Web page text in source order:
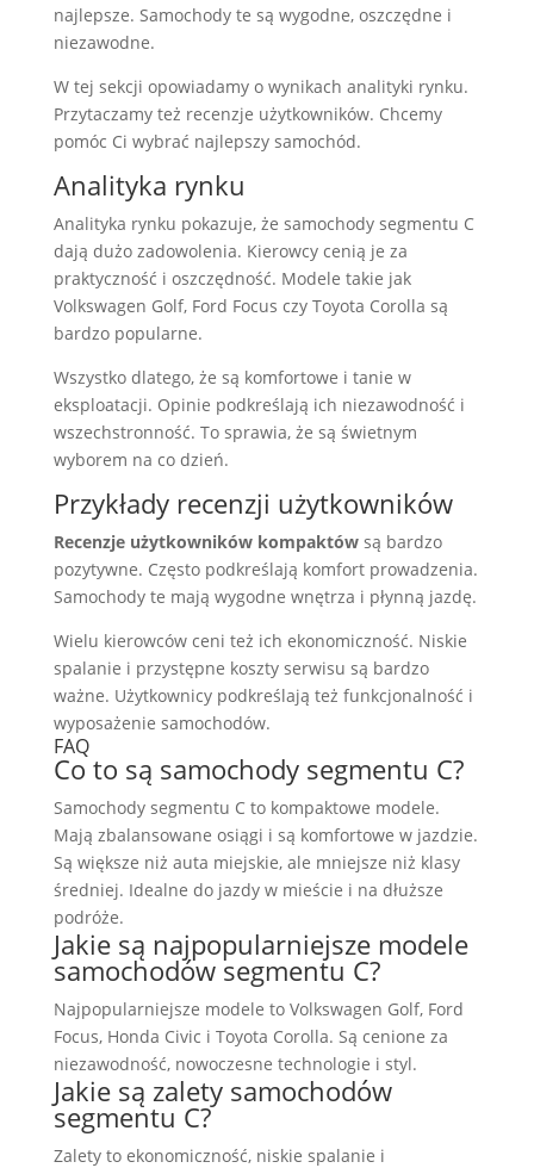
najlepsze. Samochody te są wygodne, oszczędne i
niezawodne.
W tej sekcji opowiadamy o wynikach analityki rynku.
Przytaczamy też recenzje użytkowników. Chcemy
pomóc Ci wybrać najlepszy samochód.
Analityka rynku
Analityka rynku pokazuje, że samochody segmentu C
dają dużo zadowolenia. Kierowcy cenią je za
praktyczność i oszczędność. Modele takie jak
Volkswagen Golf, Ford Focus czy Toyota Corolla są
bardzo popularne.
Wszystko dlatego, że są komfortowe i tanie w
eksploatacji. Opinie podkreślają ich niezawodność i
wszechstronność. To sprawia, że są świetnym
wyborem na co dzień.
Przykłady recenzji użytkowników
Recenzje użytkowników kompaktówsą bardzo
pozytywne. Często podkreślają komfort prowadzenia.
Samochody te mają wygodne wnętrza i płynną jazdę.
Wielu kierowców ceni też ich ekonomiczność. Niskie
spalanie i przystępne koszty serwisu są bardzo
ważne. Użytkownicy podkreślają też funkcjonalność i
wyposażenie samochodów.
FAQ
Co to są samochody segmentu C?
Samochody segmentu C to kompaktowe modele.
Mają zbalansowane osiągi i są komfortowe w jazdzie.
Są większe niż auta miejskie, ale mniejsze niż klasy
średniej. Idealne do jazdy w mieście i na dłuższe
podróże.
Jakie są najpopularniejsze modele
samochodów segmentu C?
Najpopularniejsze modele to Volkswagen Golf, Ford
Focus, Honda Civic i Toyota Corolla. Są cenione za
niezawodność, nowoczesne technologie i styl.
Jakie są zalety samochodów
segmentu C?
Zalety to ekonomiczność, niskie spalanie i